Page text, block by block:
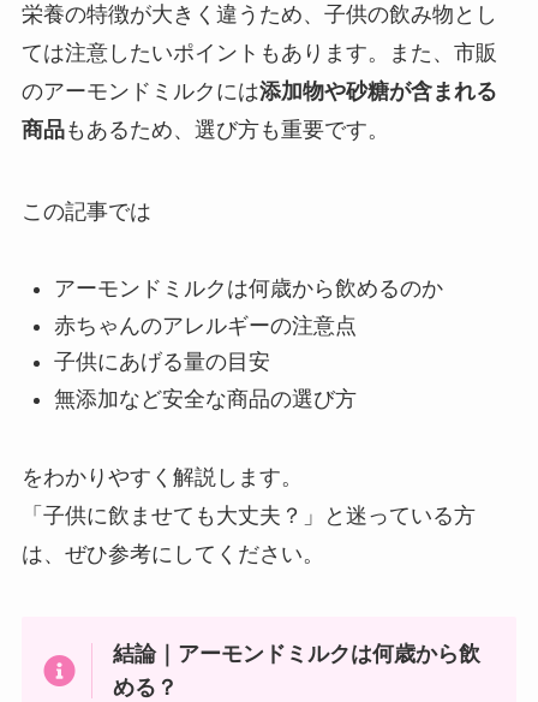
栄養の特徴が大きく違うため、子供の飲み物とし
ては注意したいポイントもあります。また、市販
のアーモンドミルクには添加物や砂糖が含まれる
商品もあるため、選び方も重要です。
この記事では
アーモンドミルクは何歳から飲めるのか
赤ちゃんのアレルギーの注意点
子供にあげる量の目安
無添加など安全な商品の選び方
をわかりやすく解説します。
「子供に飲ませても大丈夫？」と迷っている方
は、ぜひ参考にしてください。
結論｜アーモンドミルクは何歳から飲
める？